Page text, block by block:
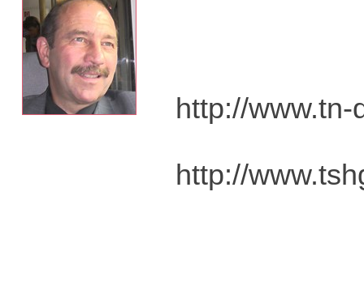
http://
http://